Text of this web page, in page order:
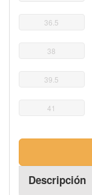
36.5
38
39.5
41
Descripción